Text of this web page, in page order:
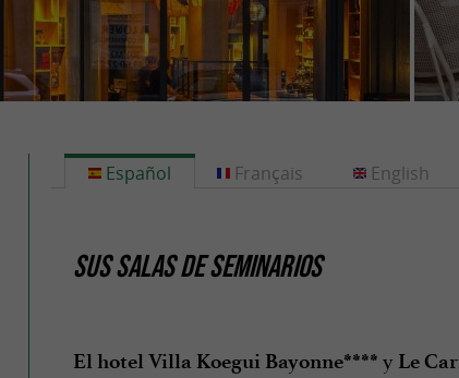
Español
SUS SALAS DE SEMINARIOS
El hotel Villa Koegui Bayonne**** y Le
Français English